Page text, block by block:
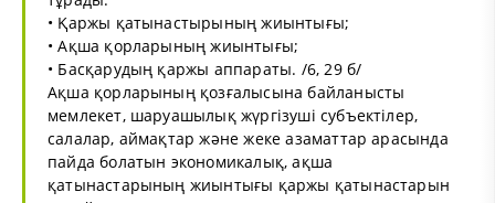
• Қаржы қатынастырының жиынтығы;
• Ақша қорларының жиынтығы;
• Басқарудың қаржы аппараты. /6, 29 б/
Ақша қорларының қозғалысына байланысты
мемлекет, шаруашылық жүргізуші субъектілер,
салалар, аймақтар және жеке азаматтар арасында
пайда болатын экономикалық, ақша
қатынастарының жиынтығы қаржы қатынастарын